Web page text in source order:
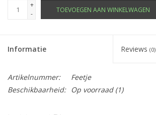
+
-
TOEVOEGEN AAN WINKELWAGEN
Informatie Reviews (0)
Artikelnummer:
Feetje
Beschikbaarheid:
Op voorraad(1)